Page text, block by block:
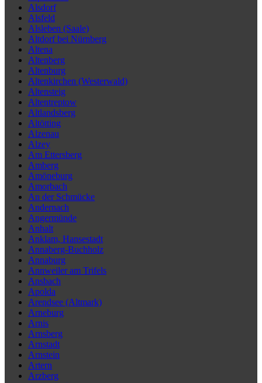
Alsdorf
Alsfeld
Alsleben (Saale)
Altdorf bei Nürnberg
Altena
Altenberg
Altenburg
Altenkirchen (Westerwald)
Altensteig
Altentreptow
Altlandsberg
Altötting
Alzenau
Alzey
Am Ettersberg
Amberg
Amöneburg
Amorbach
An der Schmücke
Andernach
Angermünde
Anhalt
Anklam, Hansestadt
Annaberg-Buchholz
Annaburg
Annweiler am Trifels
Ansbach
Apolda
Arendsee (Altmark)
Arneburg
Arnis
Arnsberg
Arnstadt
Arnstein
Artern
Arzberg